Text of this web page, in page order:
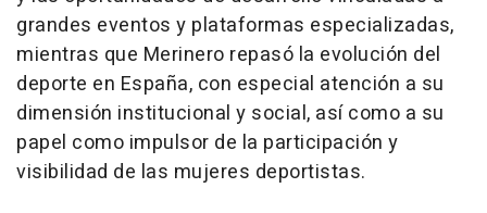
grandes eventos y plataformas especializadas,
mientras que Merinero repasó la evolución del
deporte en España, con especial atención a su
dimensión institucional y social, así como a su
papel como impulsor de la participación y
visibilidad de las mujeres deportistas.